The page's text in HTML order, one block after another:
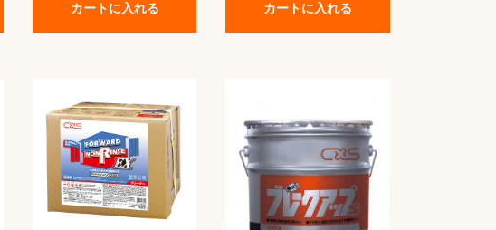
カートに入れる カートに入れる